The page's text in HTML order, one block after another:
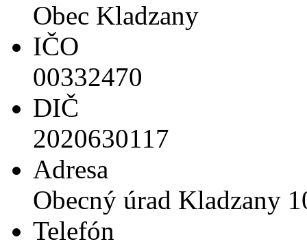
Obec Kladzany
IČO
00332470
DIČ
2020630117
Adresa
Obecný úrad Kladzany
Telefón